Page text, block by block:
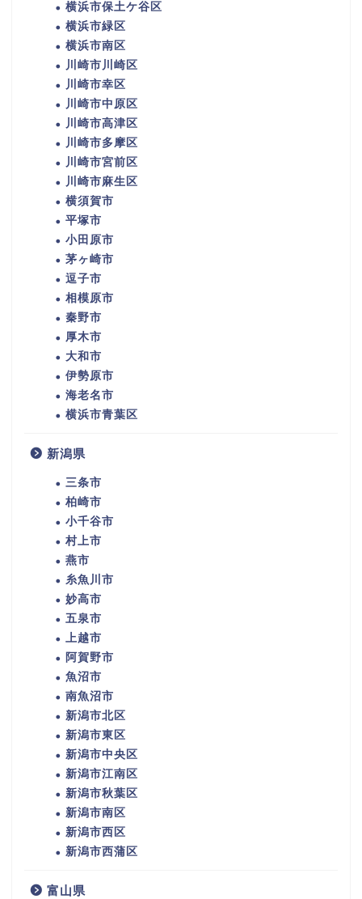
横浜市保土ケ谷区
横浜市緑区
横浜市南区
川崎市川崎区
川崎市幸区
川崎市中原区
川崎市高津区
川崎市多摩区
川崎市宮前区
川崎市麻生区
横須賀市
平塚市
小田原市
茅ヶ崎市
逗子市
相模原市
秦野市
厚木市
大和市
伊勢原市
海老名市
横浜市青葉区
新潟県
三条市
柏崎市
小千谷市
村上市
燕市
糸魚川市
妙高市
五泉市
上越市
阿賀野市
魚沼市
南魚沼市
新潟市北区
新潟市東区
新潟市中央区
新潟市江南区
新潟市秋葉区
新潟市南区
新潟市西区
新潟市西蒲区
富山県